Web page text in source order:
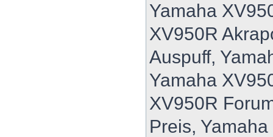
Yamaha
XV950R
Auspuff,
Yamaha
XV950R
Preis,